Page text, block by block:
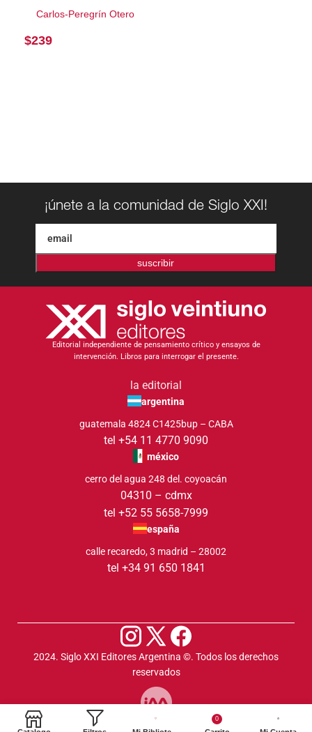
Carlos-Peregrín Otero
$239
¡únete a la comunidad de Siglo XXI!
suscribir
Editorial independiente de pensamiento crítico y ensayos de
intervención. Libros para interrogar el presente.
la editorial
argentina
guatemala 4824 C1425bup – CABA
tel +54 11 4770 9090
méxico
cerro del agua 248 del. coyoacán
04310 – cdmx
tel +52 55 5658-7999
españa
calle recaredo, 3 madrid – 28002
tel +34 91 650 1841
2024. Siglo XXI Editores Argentina ©️. Todos los derechos
reservados
0